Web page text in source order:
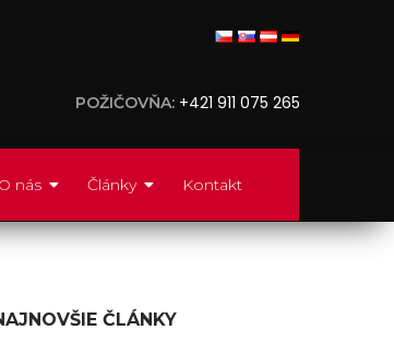
POŽIČOVŇA: +421 911 075 265
O nás Články Kontakt
ČLÁNKY